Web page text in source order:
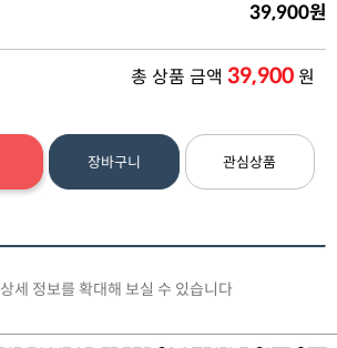
39,900원
총 상품 금액 39,900원
장바구니 관심상품
상세 정보를 확대해 보실 수 있습니다